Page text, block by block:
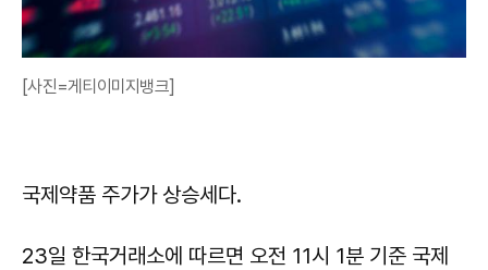
[사진=게티이미지뱅크]
국제약품 주가가 상승세다.
23일 한국거래소에 따르면 오전 11시 1분 기준 국제